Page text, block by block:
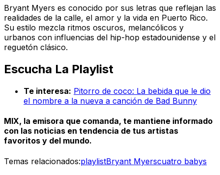
Bryant Myers es conocido por sus letras que reflejan las
realidades de la calle, el amor y la vida en Puerto Rico.
Su estilo mezcla ritmos oscuros, melancólicos y
urbanos con influencias del hip-hop estadounidense y el
reguetón clásico.
Escucha La Playlist
Te interesa: Pitorro de coco: La bebida que le dio
el nombre a la nueva a canción de Bad Bunny
MIX, la emisora que comanda, te mantiene informado
con las noticias en tendencia de tus artistas
favoritos y del mundo.
Temas relacionados:playlistBryant Myerscuatro babys